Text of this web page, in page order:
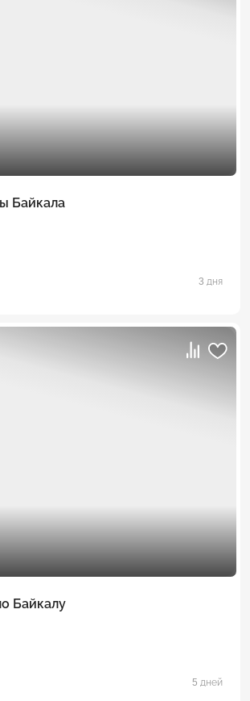
Байкала
3 дня
Байкалу
5 дней